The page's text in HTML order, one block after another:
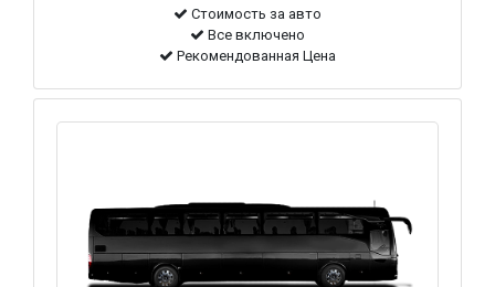
Стоимость за авто
Все включено
Рекомендованная Цена